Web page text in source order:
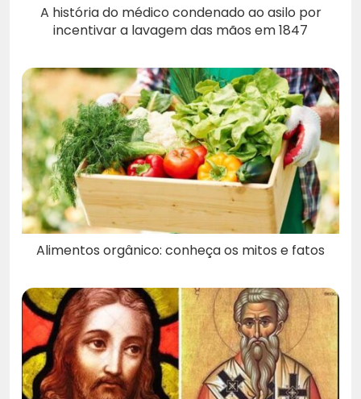
A história do médico condenado ao asilo por
incentivar a lavagem das mãos em 1847
Alimentos orgânico: conheça os mitos e fatos